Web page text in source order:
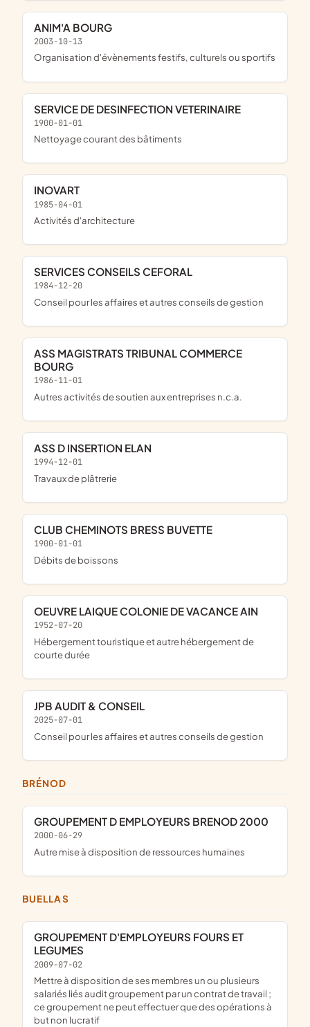
ANIM'A BOURG
2003-10-13
organisation d'évènements festifs, culturels ou sportifs
SERVICE DE DESINFECTION VETERINAIRE
1900-01-01
Nettoyage courant des bâtiments
INOVART
1985-04-01
Activités d'architecture
SERVICES CONSEILS CEFORAL
1984-12-20
Conseil pour les affaires et autres conseils de gestion
ASS MAGISTRATS TRIBUNAL COMMERCE
BOURG
1986-11-01
Autres activités de soutien aux entreprises n.c.a.
ASS D INSERTION ELAN
1994-12-01
Travaux de plâtrerie
CLUB CHEMINOTS BRESS BUVETTE
1900-01-01
Débits de boissons
OEUVRE LAIQUE COLONIE DE VACANCE AIN
1952-07-20
Hébergement touristique et autre hébergement de
courte durée
JPB AUDIT & CONSEIL
2025-07-01
Conseil pour les affaires et autres conseils de gestion
BRÉNOD
GROUPEMENT D EMPLOYEURS BRENOD 2000
2000-06-29
Autre mise à disposition de ressources humaines
BUELLAS
GROUPEMENT D'EMPLOYEURS FOURS ET
LEGUMES
2009-07-02
mettre à disposition de ses membres un ou plusieurs
salariés liés audit groupement par un contrat de travail ;
ce groupement ne peut effectuer que des opérations à
but non lucratif